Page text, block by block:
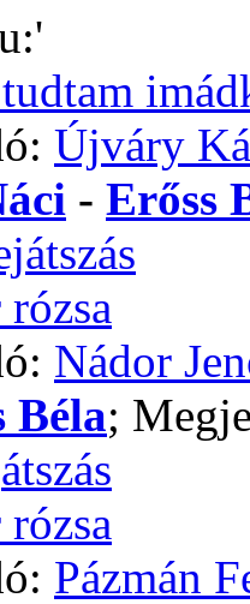
Újváry
- Erőss
rózsa
Nádor
Béla;
rózsa
Pázmán